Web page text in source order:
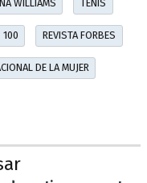
WILLIAMS TENIS
100 REVISTA FORBES
DE LA MUJER